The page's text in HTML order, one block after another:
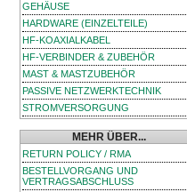
GEHÄUSE
HARDWARE (EINZELTEILE)
HF-KOAXIALKABEL
HF-VERBINDER & ZUBEHÖR
MAST & MASTZUBEHÖR
PASSIVE NETZWERKTECHNIK
STROMVERSORGUNG
MEHR ÜBER...
RETURN POLICY / RMA
BESTELLVORGANG UND
VERTRAGSABSCHLUSS